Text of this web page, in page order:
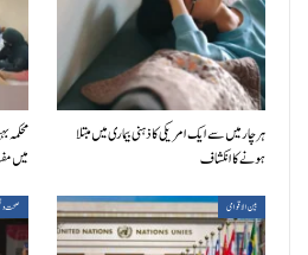
ہر چار میں سے ایک امریکی کا ذہنی بیماری میں مبتلا
ہونے کا انکشاف
محکمہ
میں
بین الاقوامی صحت و